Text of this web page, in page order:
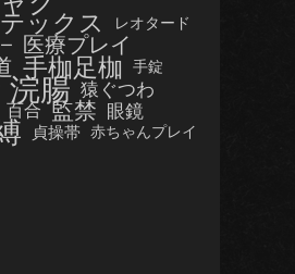
ックス レオタード
医療プレイ
手枷足枷 手錠
浣腸 猿ぐつわ
百合 監禁 眼鏡
貞操帯 赤ちゃんプレイ